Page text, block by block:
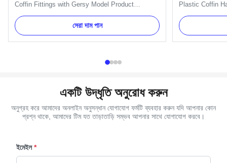
Coffin Fittings with Gersy Model Product
Description: This is Christ Model Corner. One
set: 4pcs big casket corners, 8 pcs small casket
corners, 2pcs 203cm long steel bars and 2pcs
66cmshort steel bars. 1. Item Name : TX-Model
সেরা দাম পান
Plastic Coffin
include 6pcs
1pcs crucifix
brackets. Item
Material Plastic
একটি উদ্ধৃতি অনুরোধ করুন
অনুগ্রহ করে আমাদের অনলাইন অনুসন্ধান যোগাযোগ ফর্মটি ব্যবহার করুন যদি আপনার কোন
প্রশ্ন থাকে, আমাদের টিম যত তাড়াতাড়ি সম্ভব আপনার সাথে যোগাযোগ করবে।
ইমেইল *